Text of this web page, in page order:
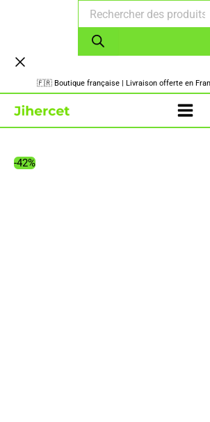
produits
🇫🇷 Boutique française | Livraison offerte en
-42%